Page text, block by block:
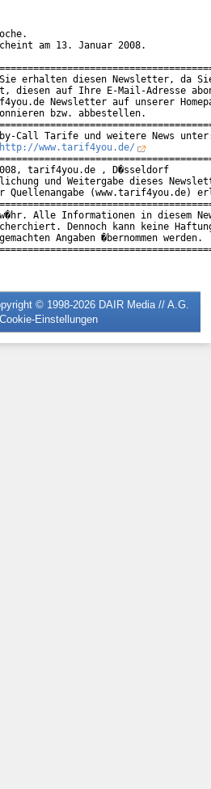
am 13. Januar 2008.
erhalten diesen Newsletter, da
diesen auf Ihre E-Mail-Adresse
Newsletter auf unserer
bzw. abbestellen.
Call Tarife und weitere News
http://www.tarif4you.de/
2008, tarif4you.de , D�sseldorf
und Weitergabe dieses
(www.tarif4you.de)
Alle Informationen in diesem
Dennoch kann keine
Angaben �bernommen
© 1998-2026 DAIR Media // A.G.
Cookie-Einstellungen